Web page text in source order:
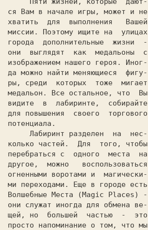
ся Вам в начале игры, может и не
хватить  для  выполнения   Вашей
миссии. Поэтому ищите на  улицах
города  дополнительные  жизни  -
они  выглядят  как  медальоны  с
изображением нашего героя. Иног-
да можно найти меняющиеся  фигу-
ры, среди  которых  тоже  мигает
медальон. Все остальное, что  Вы
видите  в  лабиринте,  собирайте
для повышения  своего  торгового
потенциала.
колько частей.  Для  того, чтобы
перебраться с  одного  места  на
другое,  можно   воспользоваться
огненными воротами и  магически-
ми переходами. Еще в городе есть
Волшебные Места (Magic Places) -
они служат иногда для обмена ве-
щей, но  большей  частью  -  это
просто напоминание о том, что мы